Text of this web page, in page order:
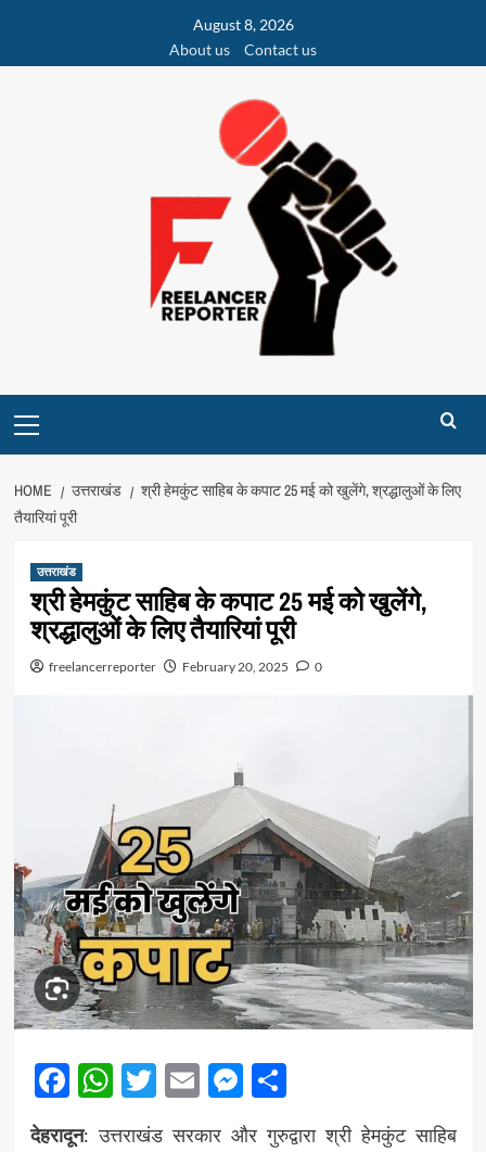
content
August 8, 2026
About us
Contact us
Menu
HOME उत्तराखंड
श्री हेमकुंट साहिब के कपाट 25 मई को खुलेंगे, श्रद्धालुओं के लिए
तैयारियां पूरी
उत्तराखंड
श्री हेमकुंट साहिब के कपाट 25 मई को खुलेंगे,
श्रद्धालुओं के लिए तैयारियां पूरी
freelancerreporter February 20, 2025 0
Facebook
WhatsApp
Twitter
EmailMessenger
Share
देहरादून: उत्तराखंड सरकार और गुरुद्वारा श्री हेमकुंट साहिब